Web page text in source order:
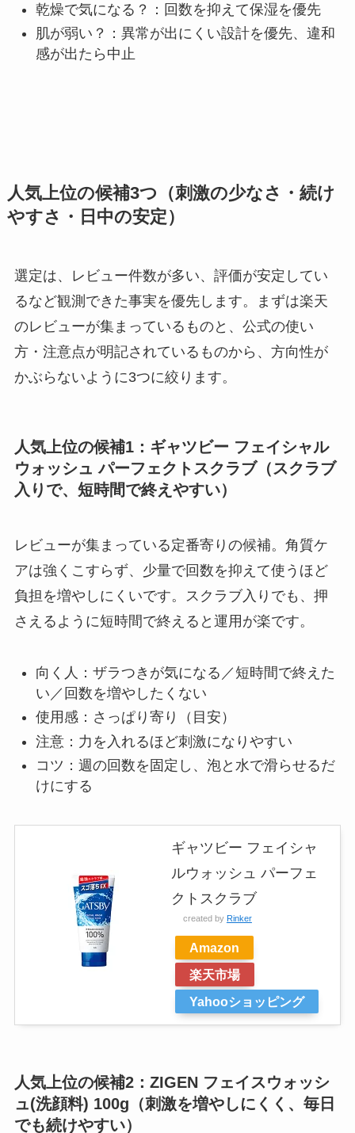
乾燥で気になる？：回数を抑えて保湿を優先
肌が弱い？：異常が出にくい設計を優先、違和
感が出たら中止
人気上位の候補3つ（刺激の少なさ・続け
やすさ・日中の安定）
選定は、レビュー件数が多い、評価が安定してい
るなど観測できた事実を優先します。まずは楽天
のレビューが集まっているものと、公式の使い
方・注意点が明記されているものから、方向性が
かぶらないように3つに絞ります。
人気上位の候補1：ギャツビー フェイシャル
ウォッシュ パーフェクトスクラブ（スクラブ
入りで、短時間で終えやすい）
レビューが集まっている定番寄りの候補。角質ケ
アは強くこすらず、少量で回数を抑えて使うほど
負担を増やしにくいです。スクラブ入りでも、押
さえるように短時間で終えると運用が楽です。
向く人：ザラつきが気になる／短時間で終えた
い／回数を増やしたくない
使用感：さっぱり寄り（目安）
注意：力を入れるほど刺激になりやすい
コツ：週の回数を固定し、泡と水で滑らせるだ
けにする
ギャツビー フェイシャ
ルウォッシュ パーフェ
クトスクラブ
created by Rinker
Amazon
楽天市場
Yahooショッピング
人気上位の候補2：ZIGEN フェイスウォッシ
ュ(洗顔料) 100g（刺激を増やしにくく、毎日
でも続けやすい）